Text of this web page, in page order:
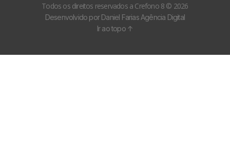
Todos os direitos reservados a Crefono 8 © 2026
Desenvolvido por Daniel Farias Agência Digital
Ir ao topo ↑